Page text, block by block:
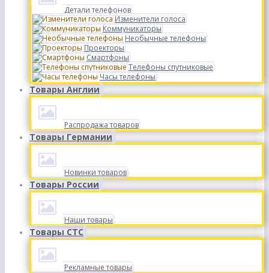
Детали телефонов
Изменители голоса
Коммуникаторы
Необычные телефоны
Проекторы
Смартфоны
Телефоны спутниковые
Часы телефоны
Товары Англии
Распродажа товаров
Товары Германии
Новинки товаров
Товары России
Наши товары
Товары СТС
Рекламные товары